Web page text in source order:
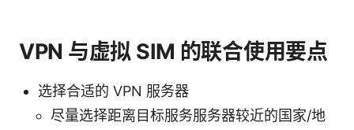
VPN 与虚拟 SIM 的联合使用要点
选择合适的 VPN 服务器
尽量选择距离目标服务服务器较近的国家/地